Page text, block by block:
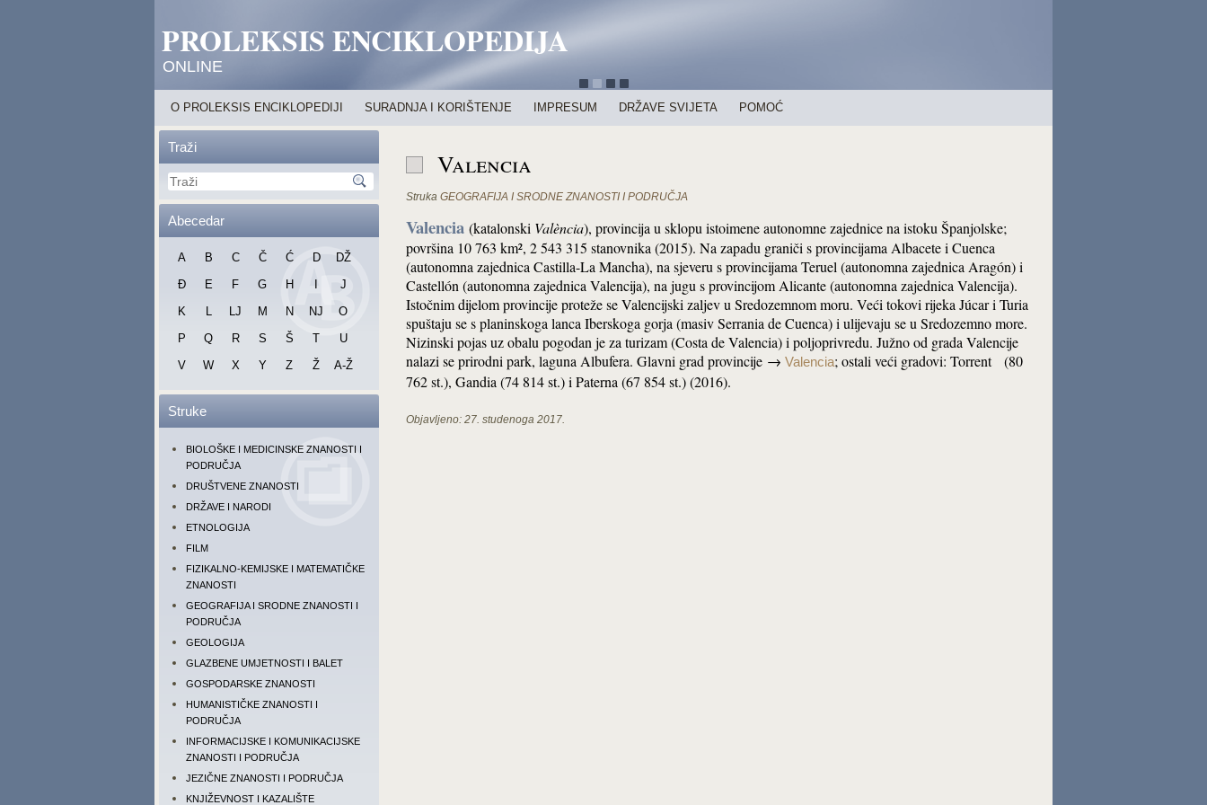
PROLEKSIS ENCIKLOPEDIJA
ONLINE
O PROLEKSIS ENCIKLOPEDIJI SURADNJA I KORIŠTENJE IMPRESUM DRŽAVE SVIJETA POMOĆ
Traži
Abecedar
A B C Č Ć D
DŽ
Đ
E F G H
J
K
L LJ M N NJ
O
P
Q R S Š T
U
V
W X Y Z Ž A-Ž
Struke
BIOLOŠKE I MEDICINSKE ZNANOSTI I
PODRUČJA
DRUŠTVENE ZNANOSTI
DRŽAVE I NARODI
ETNOLOGIJA
FILM
FIZIKALNO-KEMIJSKE I MATEMATIČKE
ZNANOSTI
GEOGRAFIJA I SRODNE ZNANOSTI I
PODRUČJA
GEOLOGIJA
GLAZBENE UMJETNOSTI I BALET
GOSPODARSKE ZNANOSTI
HUMANISTIČKE ZNANOSTI I
PODRUČJA
INFORMACIJSKE I KOMUNIKACIJSKE
ZNANOSTI I PODRUČJA
JEZIČNE ZNANOSTI I PODRUČJA
KNJIŽEVNOST I KAZALIŠTE
Valencia
Struka GEOGRAFIJA I SRODNE ZNANOSTI I PODRUČJA
Valencia (katalonski València), provincija u sklopu istoimene autonomne zajednice na istoku Španjolske;
površina 10 763 km², 2 543 315 stanovnika (2015). Na zapadu graniči s provincijama Albacete i Cuenca
(autonomna zajednica Castilla-La Mancha), na sjeveru s provincijama Teruel (autonomna zajednica Aragón) i
Castellón (autonomna zajednica Valencija), na jugu s provincijom Alicante (autonomna zajednica Valencija).
Istočnim dijelom provincije proteže se Valencijski zaljev u Sredozemnom moru. Veći tokovi rijeka Júcar i Turia
spuštaju se s planinskoga lanca Iberskoga gorja (masiv Serrania de Cuenca) i ulijevaju se u Sredozemno more.
Nizinski pojas uz obalu pogodan je za turizam (Costa de Valencia) i poljoprivredu. Južno od grada Valencije
nalazi se prirodni park, laguna Albufera. Glavni grad provincije → Valencia; ostali veći gradovi: Torrent (80
762 st.), Gandia (74 814 st.) i Paterna (67 854 st.) (2016).
Objavljeno: 27. studenoga 2017.